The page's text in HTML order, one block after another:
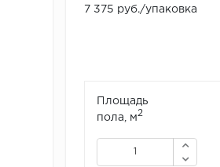
7 375 руб./упаковка
Площадь
пола, м2